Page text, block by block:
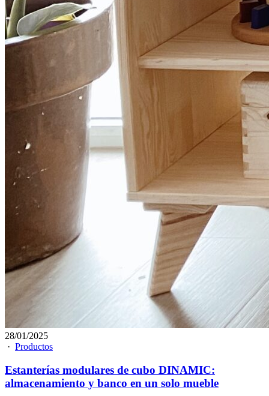
28/01/2025
· Productos
Estanterías modulares de cubo DINAMIC:
almacenamiento y banco en un solo mueble